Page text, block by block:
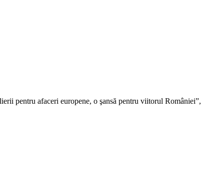
pentru afaceri europene, o şansă pentru viitorul României”,